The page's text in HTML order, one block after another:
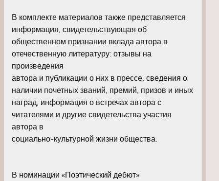
В комплекте материалов также представляется
информация, свидетельствующая об
общественном признании вклада автора в
отечественную литературу: отзывы на
произведения
автора и публикации о них в прессе, сведения о
наличии почетных званий, премий, призов и иных
наград, информация о встречах автора с
читателями и другие свидетельства участия
автора в
социально-культурной жизни общества.
В номинации «Поэтический дебют»